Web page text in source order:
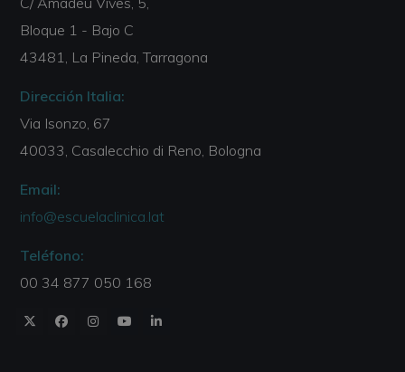
Bloque 1 - Bajo C
43481, La Pineda, Tarragona
Dirección Italia:
Via Isonzo, 67
40033, Casalecchio di Reno, Bologna
Email:
info@escuelaclinica.lat
Teléfono:
00 34 877 050 168